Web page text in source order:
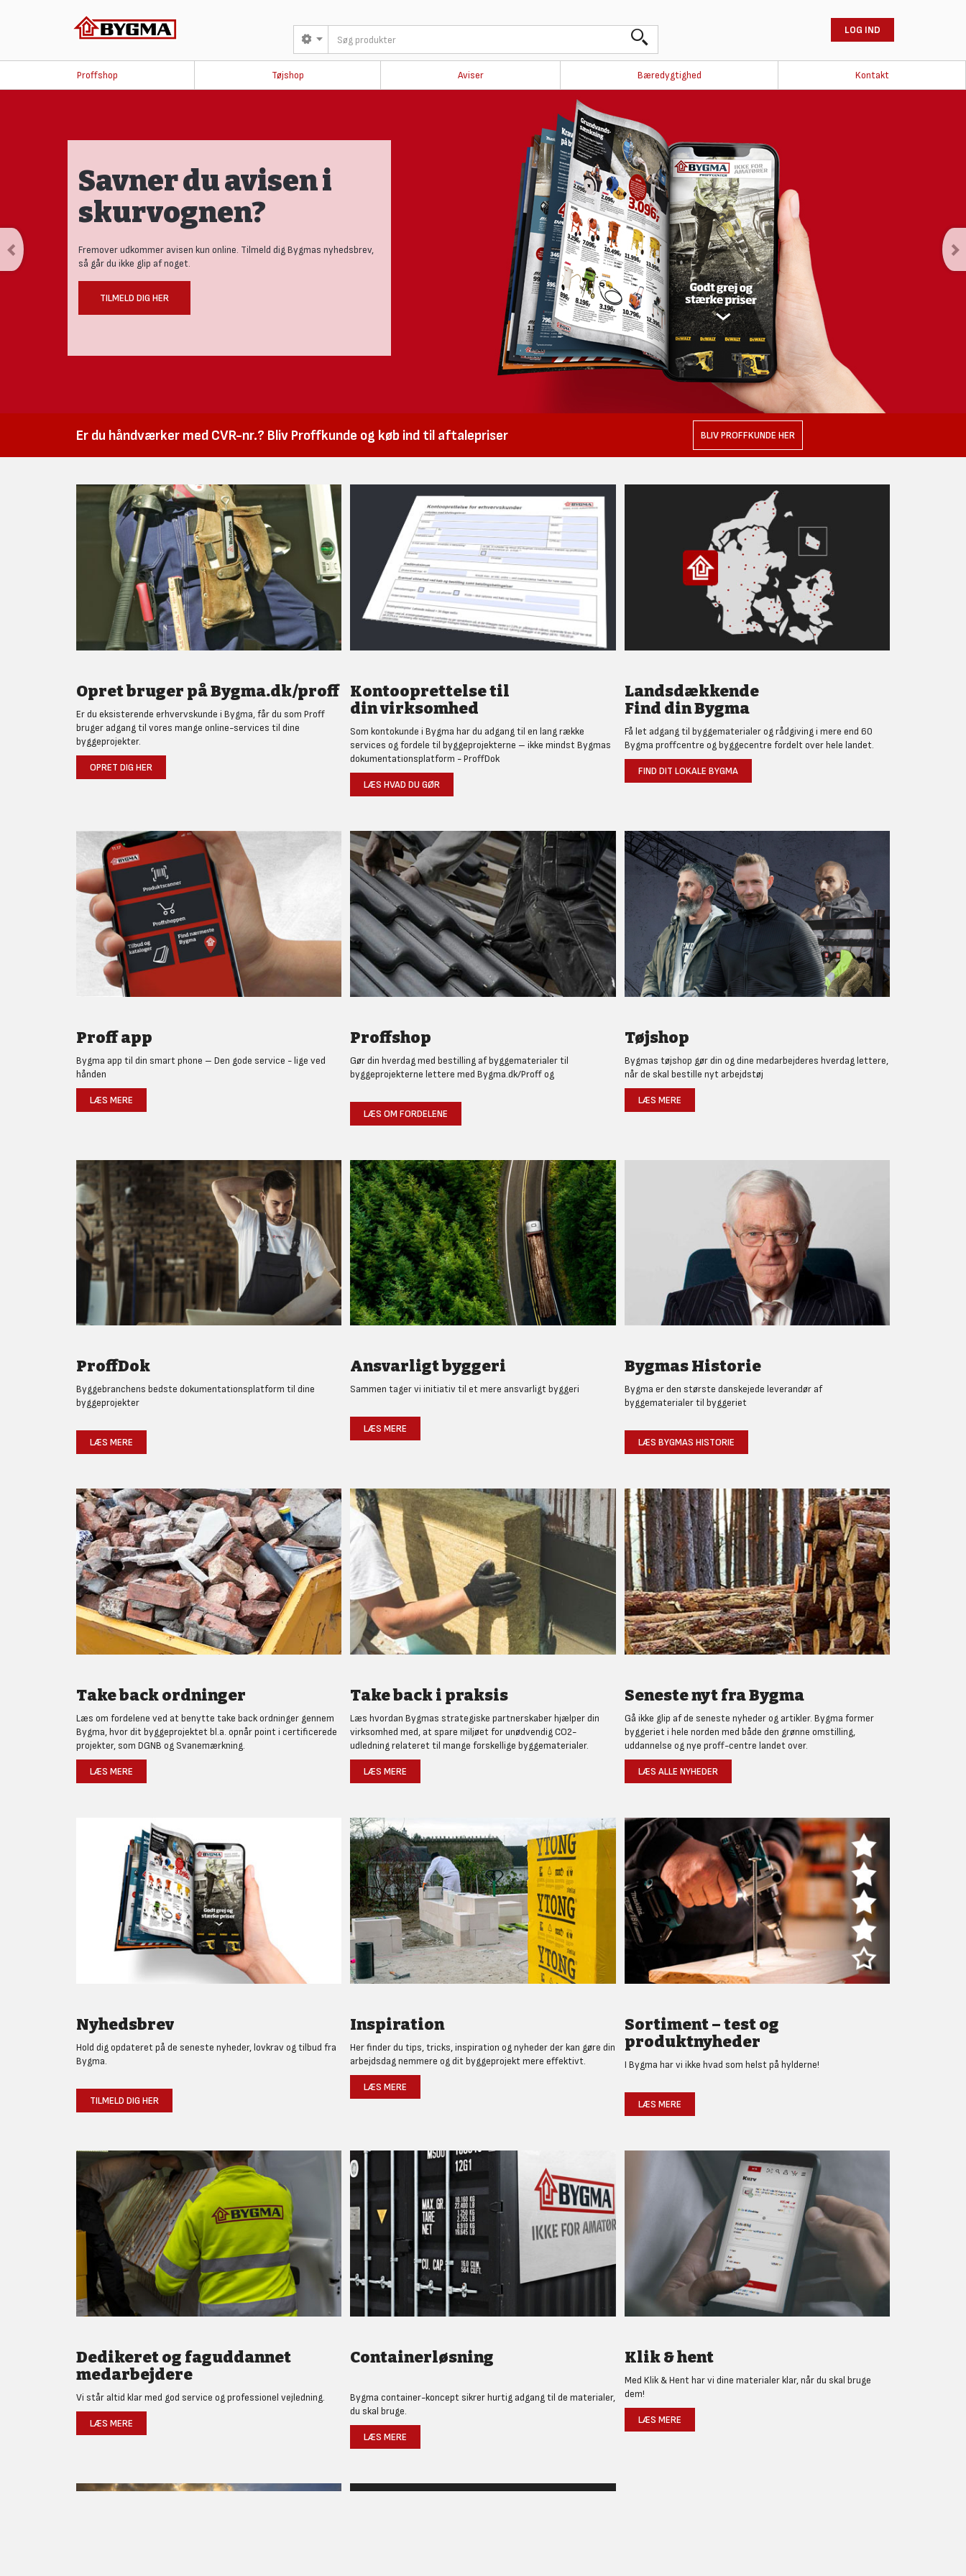
LOG IND
Proffshop Tøjshop Aviser Bæredygtighed Kontakt
Savner du avisen i
skurvognen?
Fremover udkommer avisen kun online. Tilmeld dig Bygmas nyhedsbrev,
så går du ikke glip af noget.
TILMELD DIG HER
Er du håndværker med CVR-nr.? Bliv Proffkunde og køb ind til aftalepriser BLIV PROFFKUNDE HER
Opret bruger på Bygma.dk/proff
Er du eksisterende erhvervskunde i Bygma, får du som Proff
bruger adgang til vores mange online-services til dine
byggeprojekter.
OPRET DIG HER
Kontooprettelse til
din virksomhed
Som kontokunde i Bygma har du adgang til en lang række
services og fordele til byggeprojekterne – ikke mindst Bygmas
dokumentationsplatform - ProffDok
LÆS HVAD DU GØR
Landsdækkende
Find din Bygma
Få let adgang til byggematerialer og rådgiving i mere end 60
Bygma proffcentre og byggecentre fordelt over hele landet.
FIND DIT LOKALE BYGMA
Proff app
Bygma app til din smart phone – Den gode service - lige ved
hånden
LÆS MERE
Proffshop
Gør din hverdag med bestilling af byggematerialer til
byggeprojekterne lettere med Bygma.dk/Proff og
LÆS OM FORDELENE
Tøjshop
Bygmas tøjshop gør din og dine medarbejderes hverdag lettere,
når de skal bestille nyt arbejdstøj
LÆS MERE
ProffDok
Byggebranchens bedste dokumentationsplatform til dine
byggeprojekter
LÆS MERE
Ansvarligt byggeri
Sammen tager vi initiativ til et mere ansvarligt byggeri
LÆS MERE
Bygmas Historie
Bygma er den største danskejede leverandør af
byggematerialer til byggeriet
LÆS BYGMAS HISTORIE
Take back ordninger
Læs om fordelene ved at benytte take back ordninger gennem
Bygma, hvor dit byggeprojektet bl.a. opnår point i certificerede
projekter, som DGNB og Svanemærkning.
LÆS MERE
Take back i praksis
Læs hvordan Bygmas strategiske partnerskaber hjælper din
virksomhed med, at spare miljøet for unødvendig CO2-
udledning relateret til mange forskellige byggematerialer.
LÆS MERE
Seneste nyt fra Bygma
Gå ikke glip af de seneste nyheder og artikler. Bygma former
byggeriet i hele norden med både den grønne omstilling,
uddannelse og nye proff-centre landet over.
LÆS ALLE NYHEDER
Nyhedsbrev
Hold dig opdateret på de seneste nyheder, lovkrav og tilbud fra
Bygma.
TILMELD DIG HER
Inspiration
Her finder du tips, tricks, inspiration og nyheder der kan gøre din
arbejdsdag nemmere og dit byggeprojekt mere effektivt.
LÆS MERE
Sortiment – test og
produktnyheder
I Bygma har vi ikke hvad som helst på hylderne!
LÆS MERE
Dedikeret og faguddannet
medarbejdere
Vi står altid klar med god service og professionel vejledning.
LÆS MERE
Containerløsning
Bygma container-koncept sikrer hurtig adgang til de materialer,
du skal bruge.
LÆS MERE
Klik & hent
Med Klik & Hent har vi dine materialer klar, når du skal bruge
dem!
LÆS MERE